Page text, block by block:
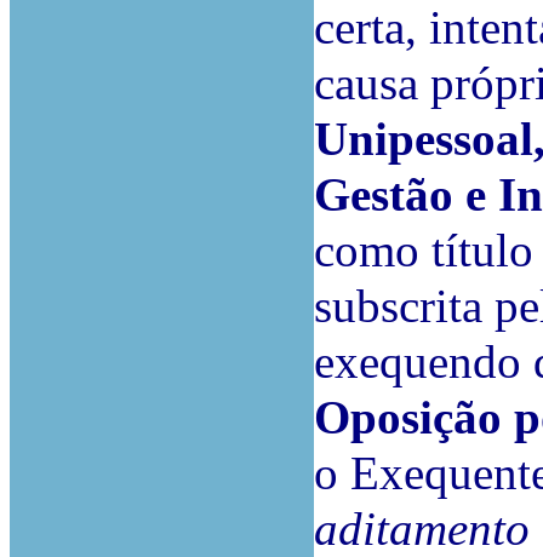
certa,
causa
Gestão e
como título
subscrita
exequendo
Oposição
o
aditamento